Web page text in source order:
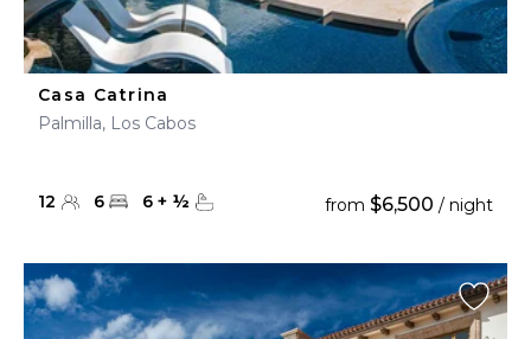
Casa Catrina
Palmilla, Los Cabos
12 6 6 + ½ from $6,500 / night